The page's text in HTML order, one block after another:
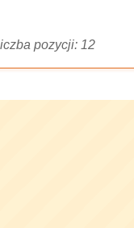
pozycji: 12